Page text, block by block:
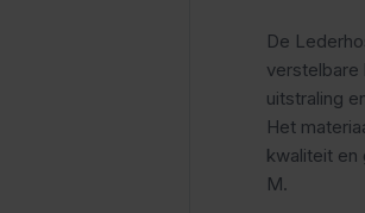
De
uitstraling
Het
kwaliteit en
M.